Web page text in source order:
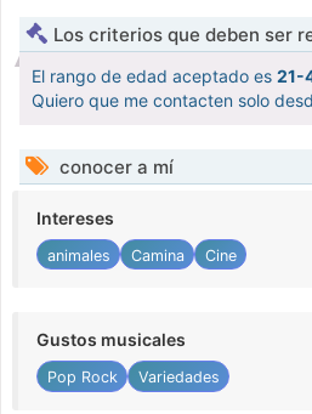
Los criterios que deben ser
El rango de edad aceptado es 21-
Quiero que me contacten solo
conocer a mí
Intereses
animales Camina Cine
Gustos musicales
Pop Rock Variedades